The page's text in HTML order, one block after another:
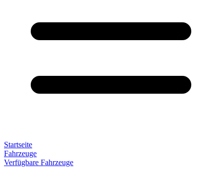
Startseite
Fahrzeuge
Verfügbare Fahrzeuge